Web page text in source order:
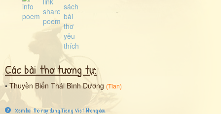
Các bài thơ tương tự:
•Thuyền Biển Thái Bình Dương (Tlan)
Xem bai tho nay dung Tieng Viet khong dau